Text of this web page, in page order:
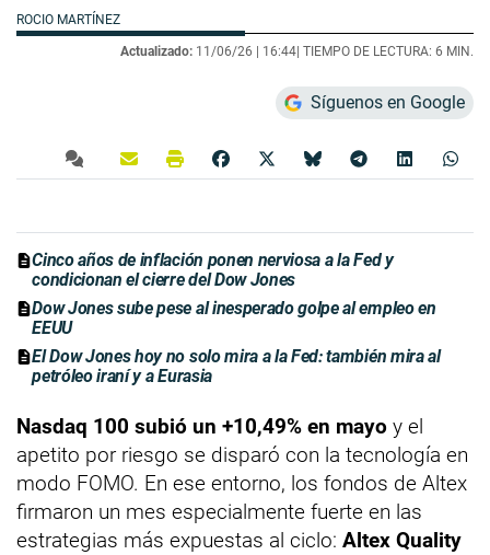
ROCIO MARTÍNEZ
Actualizado: 11/06/26 | 16:44 | TIEMPO DE LECTURA: 6 MIN.
Síguenos en Google
Cinco años de inflación ponen nerviosa a la Fed y
condicionan el cierre del Dow Jones
Dow Jones sube pese al inesperado golpe al empleo en
EEUU
El Dow Jones hoy no solo mira a la Fed: también mira al
petróleo iraní y a Eurasia
Nasdaq 100 subió un +10,49% en mayo y el
apetito por riesgo se disparó con la tecnología en
modo FOMO. En ese entorno, los fondos de Altex
firmaron un mes especialmente fuerte en las
estrategias más expuestas al ciclo: Altex Quality